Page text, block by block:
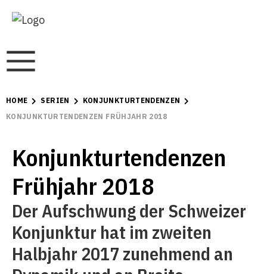
HOME SERIEN
KONJUNKTURTENDENZEN
KONJUNKTURTENDENZEN FRÜHJAHR 2018
Konjunkturtendenzen
Frühjahr 2018
Der Aufschwung der Schweizer
Konjunktur hat im zweiten
Halbjahr 2017 zunehmend an